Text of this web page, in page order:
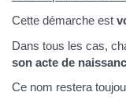
Cette démarche est
Dans tous les cas,
son acte de
Ce nom restera